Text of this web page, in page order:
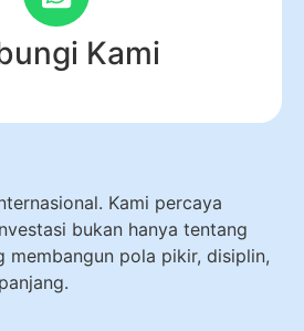
Kami
Kami percaya
bukan hanya tentang
pola pikir, disiplin,